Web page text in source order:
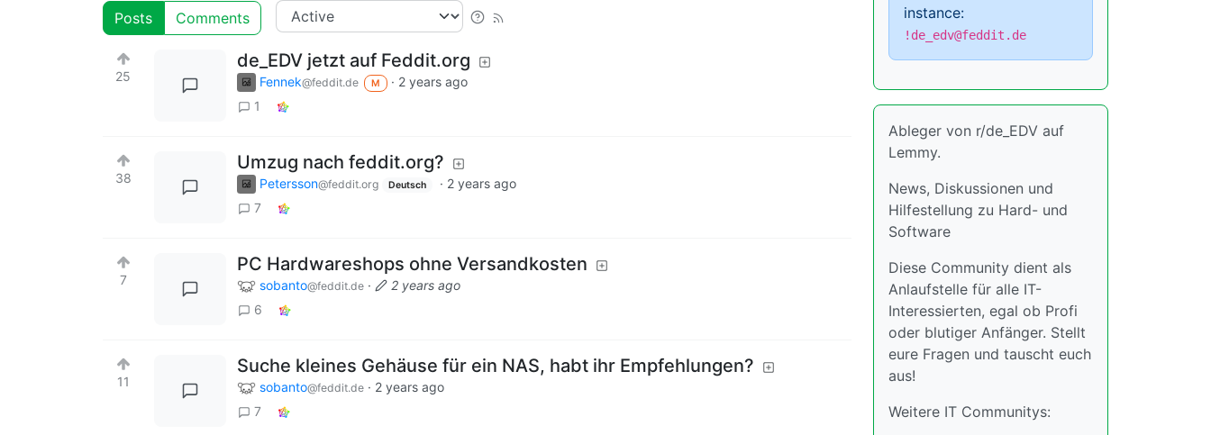
Posts Comments
25
de_EDV jetzt auf Feddit.org
Fennek@feddit.de M · 2 years ago
1
38
Umzug nach feddit.org?
Petersson@feddit.org Deutsch · 2 years ago
7
7
PC Hardwareshops ohne Versandkosten
sobanto@feddit.de ·
2 years ago
6
11
Suche kleines Gehäuse für ein NAS, habt ihr Empfehlungen?
sobanto@feddit.de · 2 years ago
7
instance:
!de_edv@feddit.de
Ableger von r/de_EDV auf
Lemmy.
News, Diskussionen und
Hilfestellung zu Hard- und
Software
Diese Community dient als
Anlaufstelle für alle IT-
Interessierten, egal ob Profi
oder blutiger Anfänger. Stellt
eure Fragen und tauscht euch
aus!
Weitere IT Communitys: